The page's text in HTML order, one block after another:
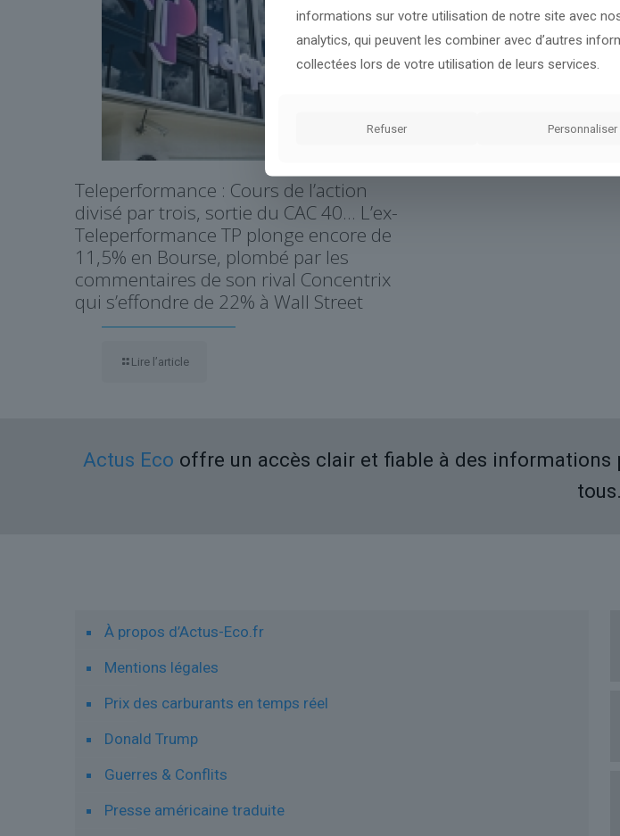
Teleperformance : Cours de l’action
divisé par trois, sortie du CAC 40… L’ex-
Teleperformance TP plonge encore de
11,5% en Bourse, plombé par les
commentaires de son rival Concentrix
qui s’effondre de 22% à Wall Street
Lire l’article
Actus Eco offre un accès clair et fiable à des
tous.
À propos d’Actus-Eco.fr
Mentions légales
Prix des carburants en temps réel
Donald Trump
Guerres & Conflits
Presse américaine traduite
informations sur votre utilisation de notre site avec
analytics, qui peuvent les combiner avec d’autres
collectées lors de votre utilisation de leurs services.
Refuser Personnaliser